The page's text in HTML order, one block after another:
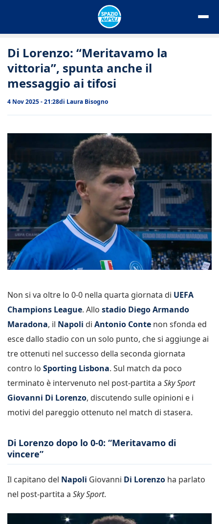
Di Lorenzo: “Meritavamo la
vittoria”, spunta anche il
messaggio ai tifosi
4 Nov 2025 - 21:28di Laura Bisogno
Non si va oltre lo 0-0 nella quarta giornata di UEFA
Champions League. Allo stadio Diego Armando
Maradona, il Napoli di Antonio Conte non sfonda ed
esce dallo stadio con un solo punto, che si aggiunge ai
tre ottenuti nel successo della seconda giornata
contro lo Sporting Lisbona. Sul match da poco
terminato è intervenuto nel post-partita a Sky Sport
Giovanni Di Lorenzo, discutendo sulle opinioni e i
motivi del pareggio ottenuto nel match di stasera.
Di Lorenzo dopo lo 0-0: “Meritavamo di
vincere”
Il capitano del Napoli Giovanni Di Lorenzo ha parlato
nel post-partita a Sky Sport.